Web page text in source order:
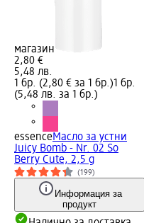
магазин
2,80 €
5,48 лв.
1 бр. (2,80 € за 1 бр.)1 бр.
(5,48 лв. за 1 бр.)
essenceМасло за устни
Juicy Bomb - Nr. 02 So
Berry Cute, 2,5 g
(199)
Информация за
продукт